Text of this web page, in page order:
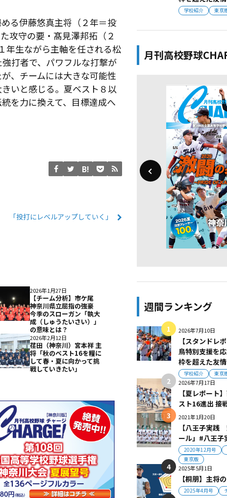
る伊藤悠真主将（２年＝投
攻守の要・髙見澤邦拓（２
年生ながら主軸を任される松
打者で、パワフルな打撃が
、チームには大きな可能性
いと感じる。夏ベスト８以
を力に換えて、目標達成へ
「投打にレベルアップしていく」
2026年1月27日
【チーム分析】市ケ尾
神奈川県立屈指の強豪
今季のスローガン「執大
成（しゅうたいさい）」
の意味とは？
2026年2月12日
荏田（神奈川）宮本祥 主
将「秋のベスト16を糧に
して春・夏に向かって挑
戦していきたい」
学校紹介 東京
月刊高校野球
週間ランキング
2026年7月10日
【スタンドレ
鳥特別支援を
枠を超えた友情
学校紹介 東京
2026年7月17日
【夏レポート
スト16進出 接
2021年1月20日
【八王子実
ール」#八王子
2020年12月号
東京版
2025年5月1日
【桐朋】主将
2025年4月号